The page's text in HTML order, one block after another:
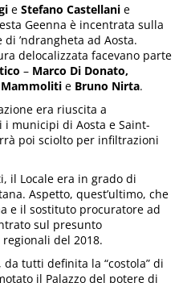
eStefano Castellani e
Geenna è incentrata sulla
’ndrangheta ad Aosta.
delocalizzata facevano parte
– Marco Di Donato,
Mammoliti e Bruno Nirta.
era riuscita a
municipi di Aosta e Saint-
poi sciolto per infiltrazioni
il Locale era in grado di
Aspetto, quest’ultimo, che
e il sostituto procuratore ad
sul presunto
del 2018.
tutti definita la “costola” di
il Palazzo del potere di